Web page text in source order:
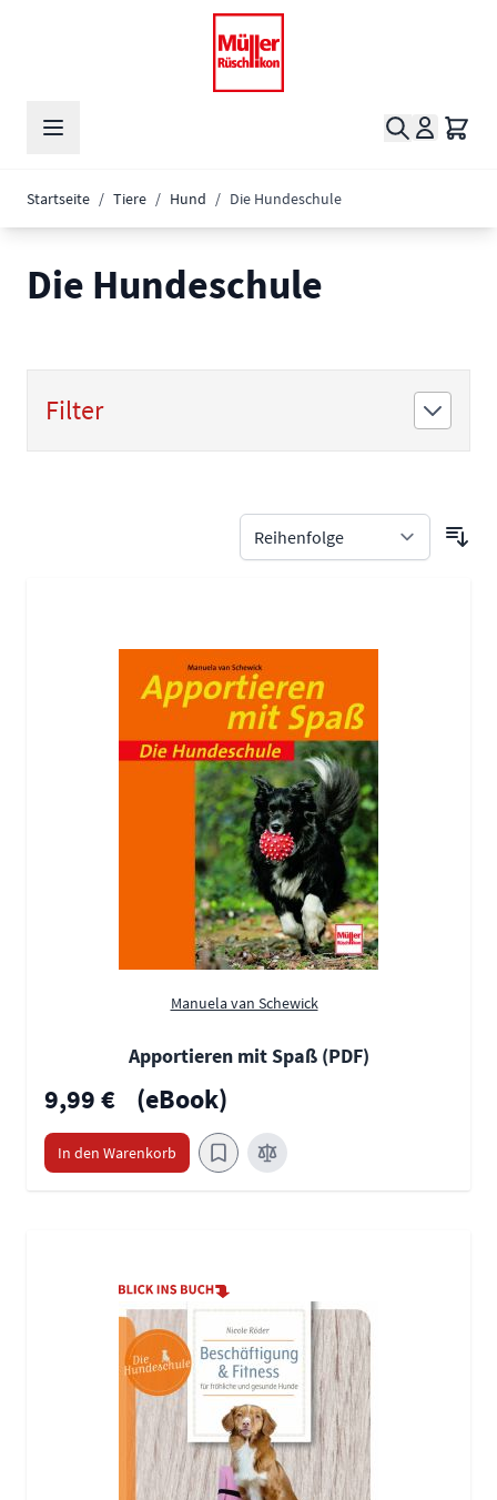
Suche
Startseite / Tiere / Hund / Die Hundeschule
Die Hundeschule
Filter
Manuela van Schewick
Apportieren mit Spaß (PDF)
9,99 € (eBook)
In den Warenkorb